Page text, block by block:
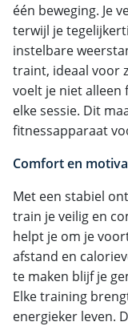
één beweging. Je
terwijl je
instelbare
traint, ideaal voor
voelt je niet
elke sessie. Dit
fitnessapparaat
Comfort en
Met een stabiel
train je veilig en
helpt je om je
afstand en
te maken blijf je
Elke training
energieker leven.